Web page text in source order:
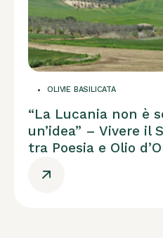
OLIVIE BASILICATA
“La Lucania non è
un’idea” – Vivere il
tra Poesia e Olio